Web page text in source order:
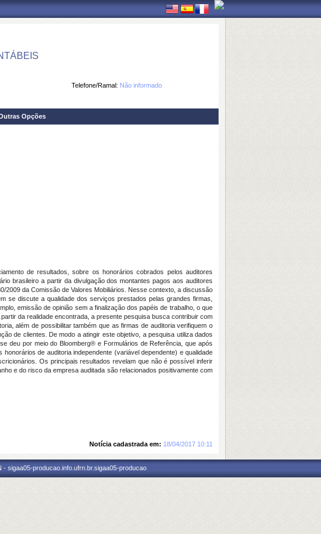
Telefone/Ramal: Não informado
Opções
de resultados, sobre os honorários cobrados pelos auditores
brasileiro a partir da divulgação dos montantes pagos aos auditores
2009 da Comissão de Valores Mobiliários. Nesse contexto, a discussão
se discute a qualidade dos serviços prestados pelas grandes firmas,
emissão de opinião sem a finalização dos papéis de trabalho, o que
partir da realidade encontrada, a presente pesquisa busca contribuir com
além de possibilitar também que as firmas de auditoria verifiquem o
de clientes. De modo a atingir este objetivo, a pesquisa utiliza dados
deu por meio do Bloomberg® e Formulários de Referência, que após
de auditoria independente (variável dependente) e qualidade
Os principais resultados revelam que não é possível inferir
e do risco da empresa auditada são relacionados positivamente com
Notícia cadastrada em: 18/04/2017 10:11
sigaa05-producao.info.ufrn.br.sigaa05-producao